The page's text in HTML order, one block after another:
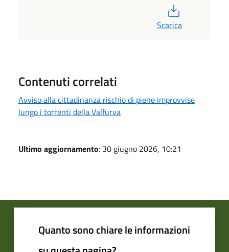
Scarica
Contenuti correlati
Avviso alla cittadinanza rischio di piene improvvise
lungo i torrenti della Valfurva
Ultimo aggiornamento: 30 giugno 2026, 10:21
Quanto sono chiare le informazioni